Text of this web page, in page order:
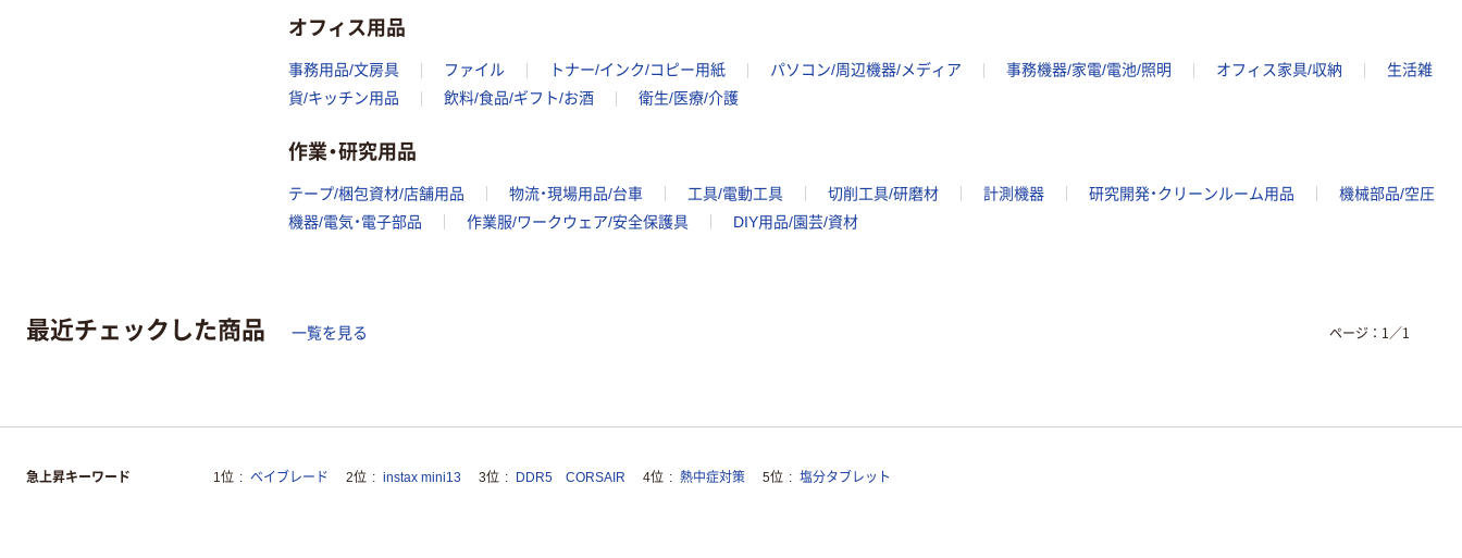
オフィス用品
事務用品/文房具 ファイル トナー/インク/コピー用紙 パソコン/周辺機器/メディア 事務機器/家電/電池/照明 オフィス家具/収納
生活雑
貨/キッチン用品
飲料/食品/ギフト/お酒 衛生/医療/介護
作業・研究用品
テープ/梱包資材/店舗用品 物流・現場用品/台車 工具/電動工具 切削工具/研磨材 計測機器 研究開発・クリーンルーム用品
機械部品/空圧
機器/電気・電子部品
作業服/ワークウェア/安全保護具 DIY用品/園芸/資材
最近チェックした商品 一覧を見る ページ： 1 ／1
急上昇キーワード 1位 ベイブレード 2位 instax mini13 3位 DDR5 CORSAIR 4位 熱中症対策 5位 塩分タブレット